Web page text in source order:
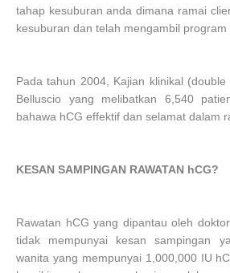
tahap kesuburan anda dimana ramai
kesuburan dan telah mengambil program
Pada tahun 2004, Kajian klinikal
Belluscio yang melibatkan 6,540
bahawa hCG effektif dan selamat dalam
KESAN SAMPINGAN RAWATAN hCG?
Rawatan hCG yang dipantau oleh
tidak mempunyai kesan sampingan
wanita yang mempunyai 1,000,000 IU